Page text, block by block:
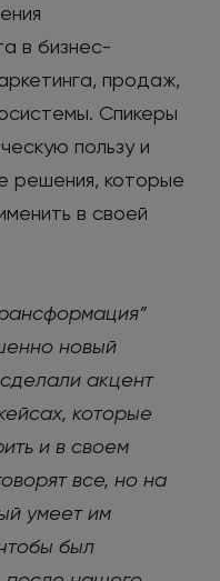
в бизнес-
продаж,
Спикеры
пользу и
решения, которые
в своей
новый
акцент
которые
и в своем
все, но на
умеет им
был